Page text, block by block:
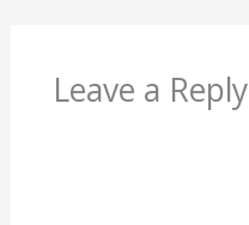
Leave a Reply